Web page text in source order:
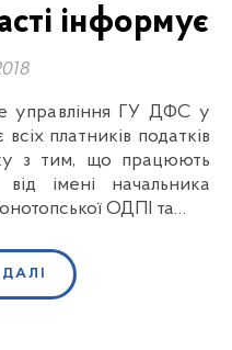
інформує
платників податків
з тим, що працюють
імені начальника
ОДПІ та…